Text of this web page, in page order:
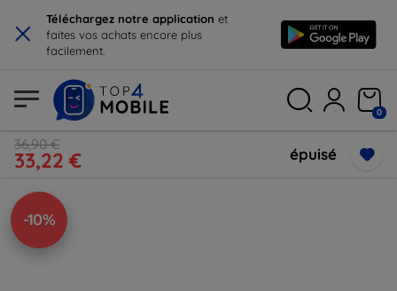
× Téléchargez notre application et
faites vos achats encore plus
facilement.
0
36,90 €
33,22 € épuisé
-10%